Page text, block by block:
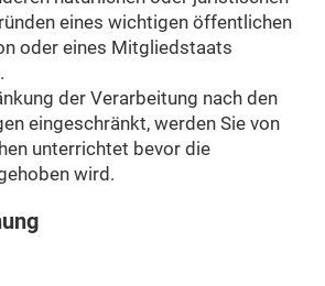
eines wichtigen öffentlichen
oder eines Mitgliedstaats
der Verarbeitung nach den
eingeschränkt, werden Sie von
unterrichtet bevor die
wird.